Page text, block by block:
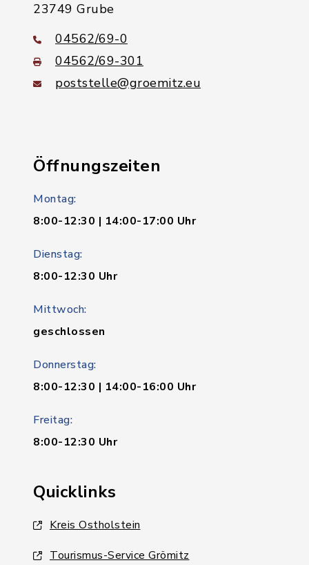
23749 Grube
04562/69-0
04562/69-301
poststelle@groemitz.eu
Öffnungszeiten
Montag:
8:00-12:30 | 14:00-17:00 Uhr
Dienstag:
8:00-12:30 Uhr
Mittwoch:
geschlossen
Donnerstag:
8:00-12:30 | 14:00-16:00 Uhr
Freitag:
8:00-12:30 Uhr
Quicklinks
Kreis Ostholstein
Tourismus-Service Grömitz